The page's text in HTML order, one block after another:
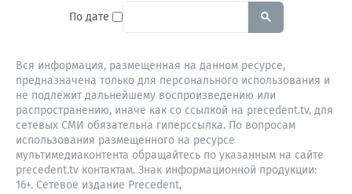
По дате To search this site, enter a
Вся информация, размещенная на данном ресурсе,
предназначена только для персонального использования и
не подлежит дальнейшему воспроизведению или
распространению, иначе как со ссылкой на precedent.tv, для
сетевых СМИ обязательна гиперссылка. По вопросам
использования размещенного на ресурсе
мультимедиаконтента обращайтесь по указанным на сайте
precedent.tv контактам. Знак информационной продукции:
16+. Сетевое издание Precedent,